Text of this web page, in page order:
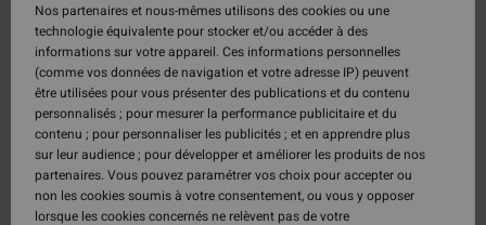
Nos partenaires et nous-mêmes utilisons des cookies ou une
technologie équivalente pour stocker et/ou accéder à des
informations sur votre appareil. Ces informations personnelles
(comme vos données de navigation et votre adresse IP) peuvent
être utilisées pour vous présenter des publications et du contenu
personnalisés ; pour mesurer la performance publicitaire et du
contenu ; pour personnaliser les publicités ; et en apprendre plus
sur leur audience ; pour développer et améliorer les produits de nos
partenaires. Vous pouvez paramétrer vos choix pour accepter ou
non les cookies soumis à votre consentement, ou vous y opposer
lorsque les cookies concernés ne relèvent pas de votre